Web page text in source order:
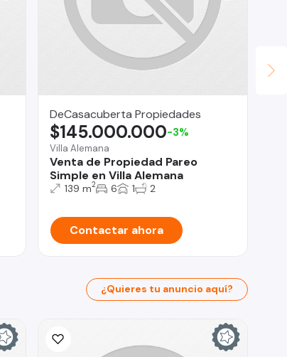
DeCasacuberta Propiedades
Villa Alemana
Venta de Propiedad Pareo
Simple en Villa Alemana
$145.000.000-3%
139 m2 6 1 2
Contactar ahora
¿Quieres tu anuncio aquí?